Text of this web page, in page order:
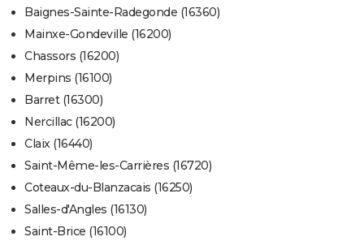
Baignes-Sainte-Radegonde (16360)
Mainxe-Gondeville (16200)
Chassors (16200)
Merpins (16100)
Barret (16300)
Nercillac (16200)
Claix (16440)
Saint-Même-les-Carrières (16720)
Coteaux-du-Blanzacais (16250)
Salles-d'Angles (16130)
Saint-Brice (16100)